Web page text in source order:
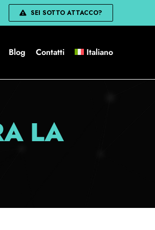
SEI SOTTO ATTACCO?
Blog Contatti Italiano
LA